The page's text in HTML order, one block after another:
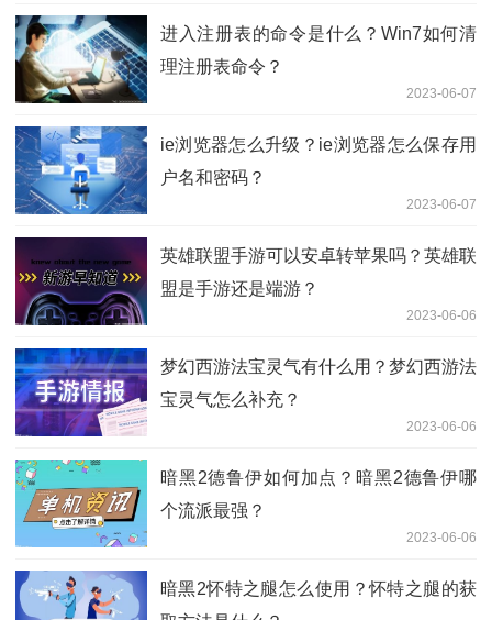
进入注册表的命令是什么？Win7如何清
理注册表命令？
2023-06-07
ie浏览器怎么升级？ie浏览器怎么保存用
户名和密码？
2023-06-07
英雄联盟手游可以安卓转苹果吗？英雄联
盟是手游还是端游？
2023-06-06
梦幻西游法宝灵气有什么用？梦幻西游法
宝灵气怎么补充？
2023-06-06
暗黑2德鲁伊如何加点？暗黑2德鲁伊哪
个流派最强？
2023-06-06
暗黑2怀特之腿怎么使用？怀特之腿的获